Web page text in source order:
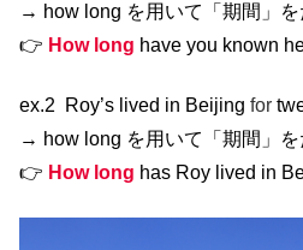
→ how long を用いて「期間」を
👉 How long have you known
ex.2 Roy’s lived in Beijing for
→ how long を用いて「期間」
👉 How long has Roy lived in